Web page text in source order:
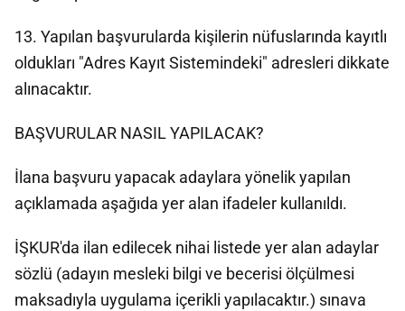
13. Yapılan başvurularda kişilerin nüfuslarında kayıtlı
oldukları "Adres Kayıt Sistemindeki" adresleri dikkate
alınacaktır.
BAŞVURULAR NASIL YAPILACAK?
İlana başvuru yapacak adaylara yönelik yapılan
açıklamada aşağıda yer alan ifadeler kullanıldı.
İŞKUR'da ilan edilecek nihai listede yer alan adaylar
sözlü (adayın mesleki bilgi ve becerisi ölçülmesi
maksadıyla uygulama içerikli yapılacaktır.) sınava